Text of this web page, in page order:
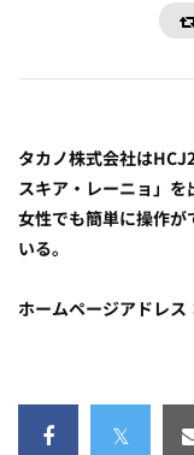
タカノ株式会社は
スキア・レーニョ」を
女性でも簡単に操作が
いる。
ホームページアドレス